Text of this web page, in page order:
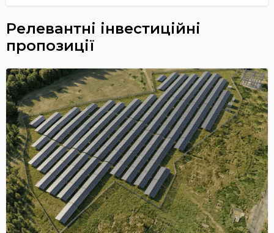
Релевантні інвестиційні
пропозиції